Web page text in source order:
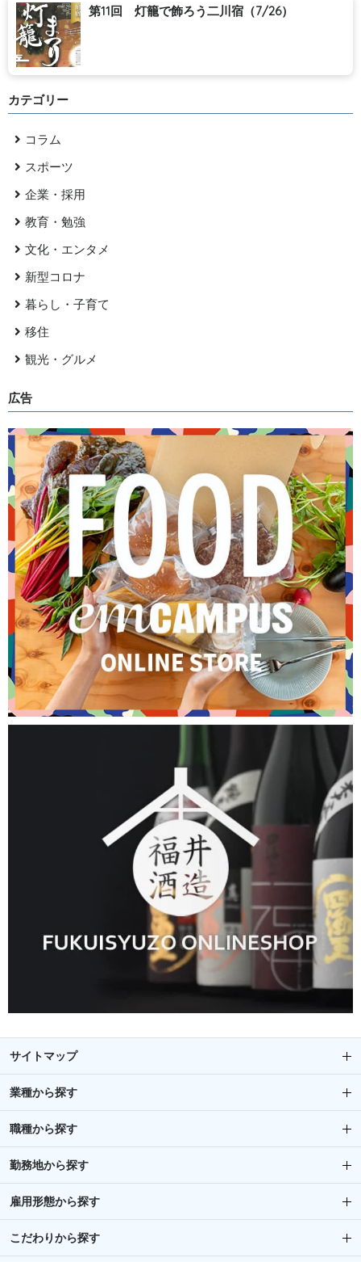
第11回 灯籠で飾ろう二川宿（7/26）
カテゴリー
コラム
スポーツ
企業・採用
教育・勉強
文化・エンタメ
新型コロナ
暮らし・子育て
移住
観光・グルメ
広告
サイトマップ
業種から探す
職種から探す
勤務地から探す
雇用形態から探す
こだわりから探す